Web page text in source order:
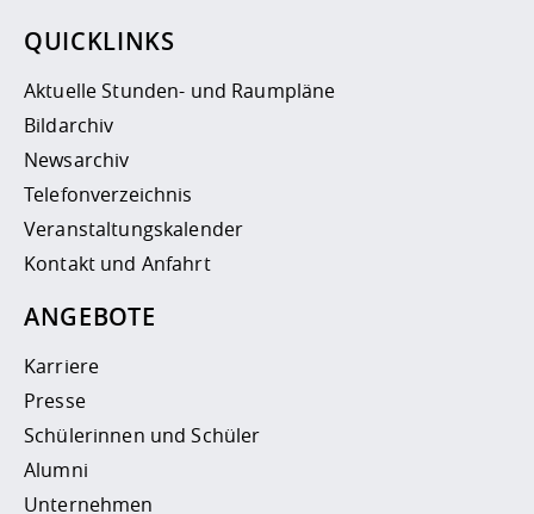
QUICKLINKS
Aktuelle Stunden- und Raumpläne
Bildarchiv
Newsarchiv
Telefonverzeichnis
Veranstaltungskalender
Kontakt und Anfahrt
ANGEBOTE
Karriere
Presse
Schülerinnen und Schüler
Alumni
Unternehmen